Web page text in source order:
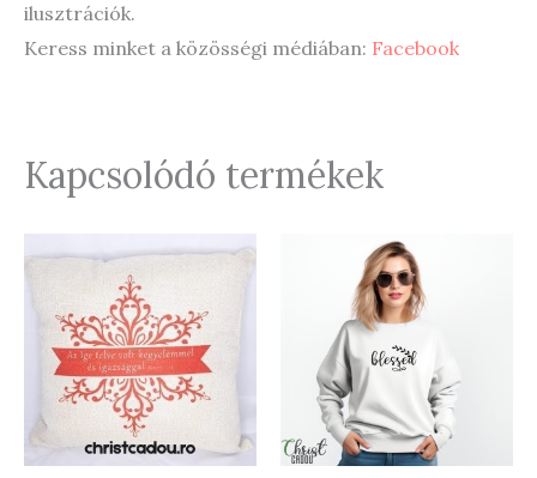
ilusztrációk.
Keress minket a közösségi médiában: Facebook
Kapcsolódó termékek